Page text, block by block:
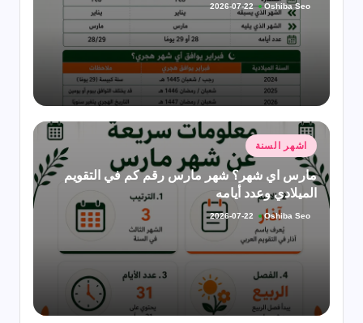
تمّ
النشر
بواسطة
Oshiba Seo
2026-07-22
نُشر
في
اشهر السنة
مارس اي شهر؟ شهر مارس رقم كم في التقويم
الميلادي وعدد أيامه
تمّ
بواسطة
Oshiba Seo
2026-07-22